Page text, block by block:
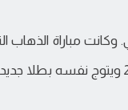
إفريقي. وكانت مباراة
الأسبوع الماضي انتهت بالتعادل 1-1، ليفوز بيراميدز بمجموع